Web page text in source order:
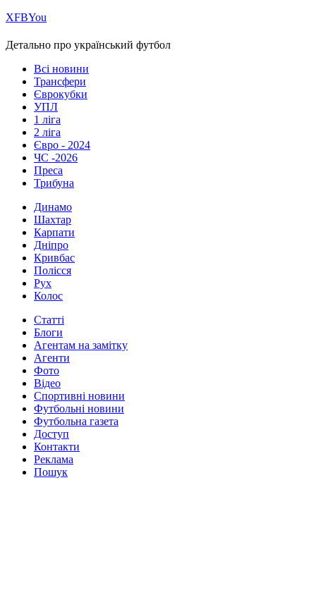
ХFBYou
Детально про український футбол
Всі новини
Трансфери
Єврокубки
УПЛ
1 ліга
2 ліга
Євро - 2024
ЧС -2026
Преса
Трибуна
Динамо
Шахтар
Карпати
Дніпро
Кривбас
Полісся
Рух
Колос
Статті
Блоги
Агентам на замітку
Агенти
Фото
Відео
Спортивні новини
Футбольні новини
Футбольна газета
Доступ
Контакти
Реклама
Пошук